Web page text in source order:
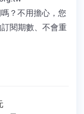
？不用擔心，您
閱期數、不會重